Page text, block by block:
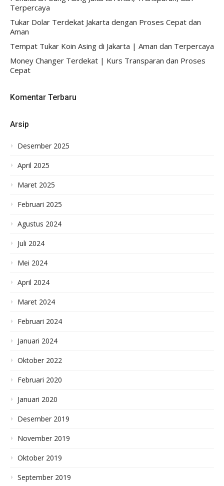
Terpercaya
Tukar Dolar Terdekat Jakarta dengan Proses Cepat dan
Aman
Tempat Tukar Koin Asing di Jakarta | Aman dan Terpercaya
Money Changer Terdekat | Kurs Transparan dan Proses
Cepat
Komentar Terbaru
Arsip
Desember 2025
April 2025
Maret 2025
Februari 2025
Agustus 2024
Juli 2024
Mei 2024
April 2024
Maret 2024
Februari 2024
Januari 2024
Oktober 2022
Februari 2020
Januari 2020
Desember 2019
November 2019
Oktober 2019
September 2019